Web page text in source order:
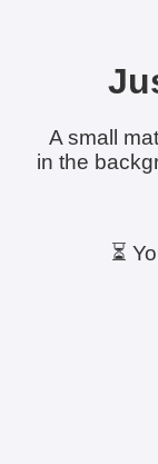
A small
in the
⏳